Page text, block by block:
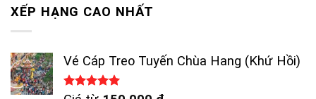
XẾP HẠNG CAO NHẤT
Vé Cáp Treo Tuyến Chùa Hang (Khứ Hồi)
Được xếp